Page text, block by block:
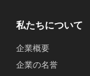
私たちについて
企業概要
企業の名誉